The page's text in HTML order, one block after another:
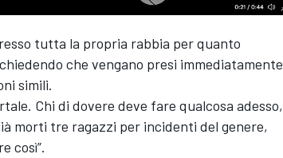
tutta la propria rabbia per quanto
che vengano presi immediatamente
simili.
Chi di dovere deve fare qualcosa adesso,
morti tre ragazzi per incidenti del genere,
così”.